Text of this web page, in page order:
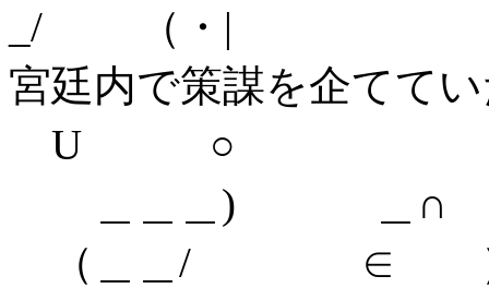
_/ （・| ／ (|
宮廷内で策謀を企てて
U ○ ヽ
＿＿＿) ＿∩ `
（＿＿/ ∈ ） /